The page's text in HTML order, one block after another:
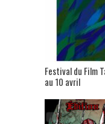
Festival du Film
au 10 avril